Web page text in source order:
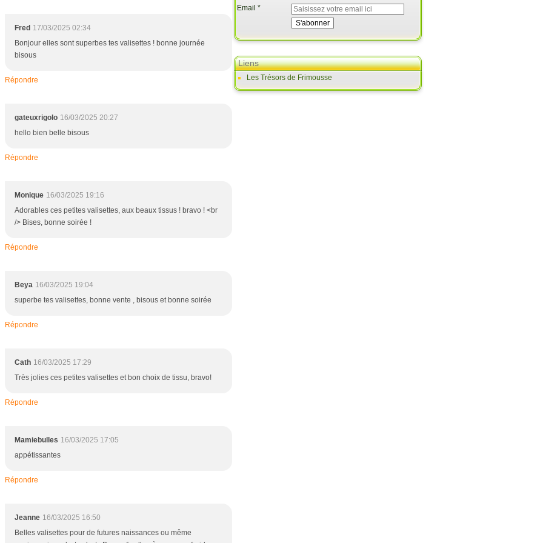
Fred 17/03/2025 02:34
Bonjour elles sont superbes tes valisettes ! bonne journée
bisous
Répondre
gateuxrigolo 16/03/2025 20:27
hello bien belle bisous
Répondre
Monique 16/03/2025 19:16
Adorables ces petites valisettes, aux beaux tissus ! bravo ! <br
/> Bises, bonne soirée !
Répondre
Beya 16/03/2025 19:04
superbe tes valisettes, bonne vente , bisous et bonne soirée
Répondre
Cath 16/03/2025 17:29
Très jolies ces petites valisettes et bon choix de tissu, bravo!
Répondre
Mamiebulles 16/03/2025 17:05
appétissantes
Répondre
Jeanne 16/03/2025 16:50
Belles valisettes pour de futures naissances ou même
Email
Liens
Les Trésors de Frimousse